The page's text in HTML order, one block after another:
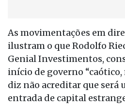
As movimentações em
ilustram o que Rodolfo
Genial Investimentos,
início de governo “caótico,
diz não acreditar que será
entrada de capital